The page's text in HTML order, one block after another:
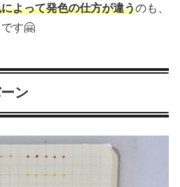
よって発色の仕方が違うのも、
す🤗
ン